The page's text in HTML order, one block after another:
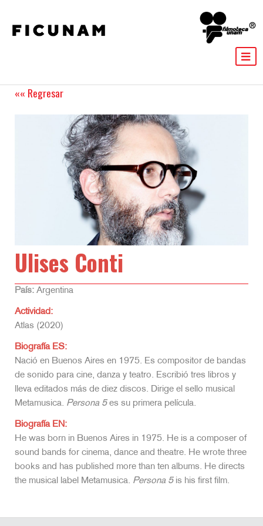
«« Regresar
Ulises Conti
País: Argentina
Actividad:
Atlas (2020)
Biografía ES:
Nació en Buenos Aires en 1975. Es compositor de bandas
de sonido para cine, danza y teatro. Escribió tres libros y
lleva editados más de diez discos. Dirige el sello musical
Metamusica. Persona 5es su primera película.
Biografía EN:
He was born in Buenos Aires in 1975. He is a composer of
sound bands for cinema, dance and theatre. He wrote three
books and has published more than ten albums. He directs
the musical label Metamusica. Persona 5is his first film.